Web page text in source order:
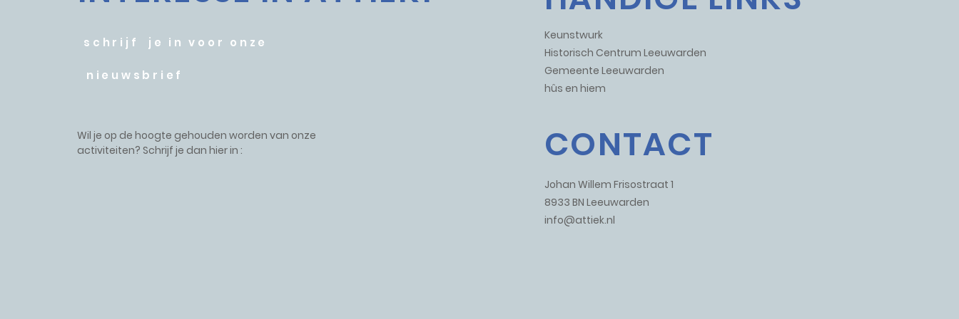
schrijf je in voor onze
nieuwsbrief
Wil je op de hoogte gehouden worden van onze
activiteiten? Schrijf je dan hier in :
Keunstwurk
Historisch Centrum Leeuwarden
Gemeente Leeuwarden
hûs en hiem
CONTACT
Johan Willem Frisostraat 1
8933 BN Leeuwarden
info@attiek.nl